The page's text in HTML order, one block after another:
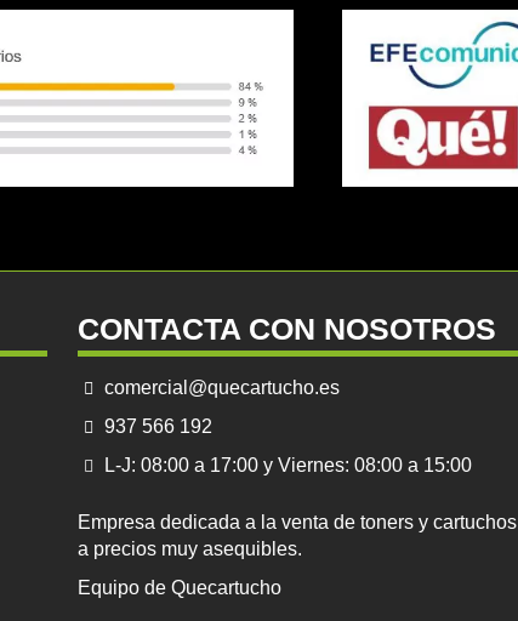
CONTACTA CON NOSOTROS
comercial@quecartucho.es
937 566 192
L-J: 08:00 a 17:00 y Viernes: 08:00 a 15:00
Empresa dedicada a la venta de toners y cartuchos
a precios muy asequibles.
Equipo de Quecartucho